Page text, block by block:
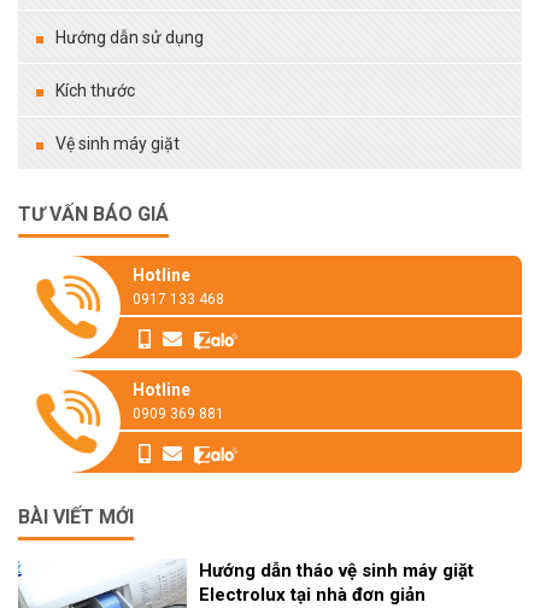
Hướng dẫn sử dụng
Kích thước
Vệ sinh máy giặt
TƯ VẤN BÁO GIÁ
Hotline
0917 133 468
Hotline
0909 369 881
BÀI VIẾT MỚI
Hướng dẫn tháo vệ sinh máy giặt
Electrolux tại nhà đơn giản